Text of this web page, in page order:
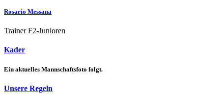
Rosario Messana
Trainer F2-Junioren
Kader
Ein aktuelles Mannschaftsfoto folgt.
Unsere Regeln